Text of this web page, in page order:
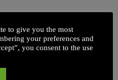
प्रतिकुल परिस्थितीवर मात करत
शेतकऱ्याचा मुलगा झाला
to give you the most
your preferences and
you consent to the use